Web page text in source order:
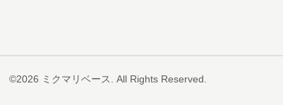
©2026 ミクマリベース . All Rights Reserved.